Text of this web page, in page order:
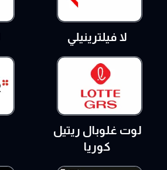
لا فيلترينيلي
لوت غلوبال ريتيل
كوريا